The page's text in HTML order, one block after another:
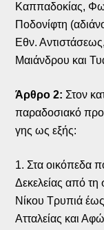
Καππαδοκίας,
Ποδονίφτη
Εθν.
Μαιάνδρου και
Άρθρο 2: Στον
παραδοσιακό
γης ως εξής:
1. Στα οικόπεδα
Δεκελείας από τη
Νίκου Τρυπιά
Ατταλείας και